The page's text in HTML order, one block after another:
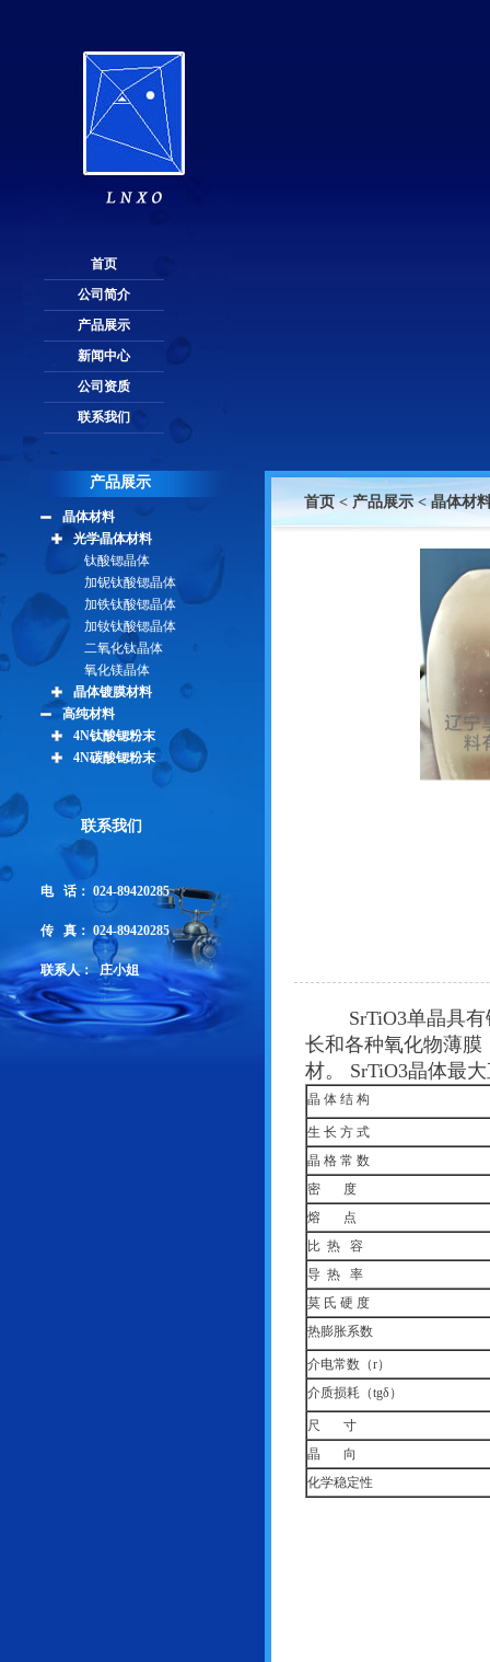
首页
公司简介
产品展示
新闻中心
公司资质
联系我们
产品展示
晶体材料
光学晶体材料
钛酸锶晶体
加铌钛酸锶晶体
加铁钛酸锶晶体
加钕钛酸锶晶体
二氧化钛晶体
氧化镁晶体
晶体镀膜材料
高纯材料
4N钛酸锶粉末
4N碳酸锶粉末
联系我们
电 话： 024-89420285
传 真： 024-89420285
联系人：庄小姐
首页<产品展示<晶体材
SrTiO3单晶具有
长和各种氧化物薄
材。 SrTiO3晶体最
晶 体 结 构
生 长 方 式
晶 格 常 数
密
度
熔
点
比 热
容
导 热
率
莫 氏 硬 度
热膨胀系数
介电常数（r）
介质损耗（tgδ）
尺
寸
晶
向
化学稳定性